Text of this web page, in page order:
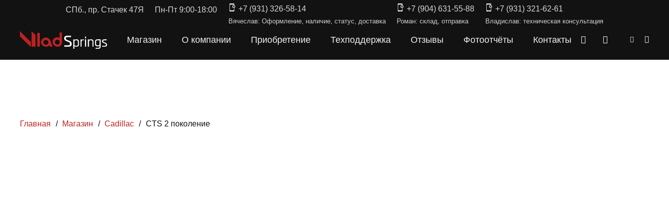
СПб., пр. Стачек 47Я Пн-Пт 9:00-18:00 +7 (931) 326-58-14
Вячеслав: Оформление, наличие, статус, доставка
+7 (904) 631-55-88
Роман: склад, отправка
+7 (931) 321-62-61
Владислав: техническая консультация
Магазин О компании Приобретение Техподдержка Отзывы Фотоотчёты Контакты
Главная / Магазин / Cadillac / CTS 2 поколение